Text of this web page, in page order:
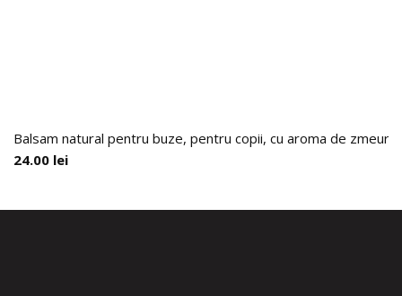
Balsam natural pentru buze, pentru copii, cu aroma de
24.00 lei